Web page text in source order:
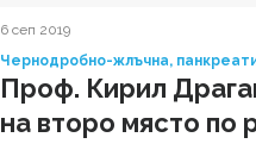
6 сеп 2019
Чернодробно-жлъчна,
Проф. Кирил
на второ място по